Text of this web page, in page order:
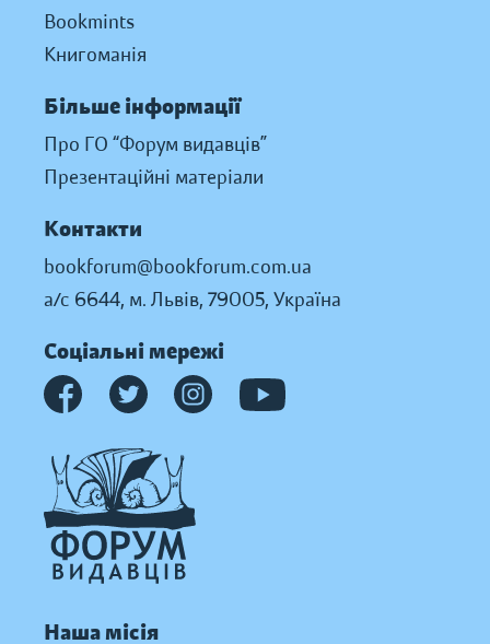
Bookmints
Книгоманія
Більше інформації
Про ГО “Форум видавців”
Презентаційні матеріали
Контакти
bookforum@bookforum.com.ua
а/с 6644, м. Львів, 79005, Україна
Соціальні мережі
Наша місія